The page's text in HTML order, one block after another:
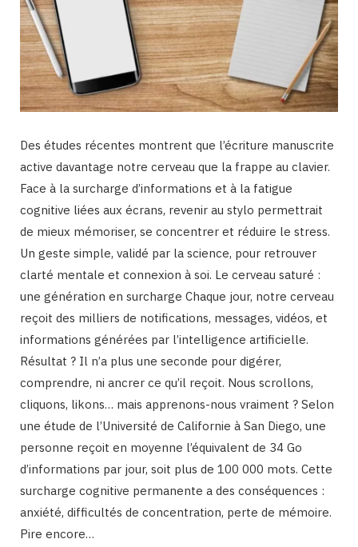
Des études récentes montrent que l’écriture manuscrite
active davantage notre cerveau que la frappe au clavier.
Face à la surcharge d’informations et à la fatigue
cognitive liées aux écrans, revenir au stylo permettrait
de mieux mémoriser, se concentrer et réduire le stress.
Un geste simple, validé par la science, pour retrouver
clarté mentale et connexion à soi. Le cerveau saturé :
une génération en surcharge Chaque jour, notre cerveau
reçoit des milliers de notifications, messages, vidéos, et
informations générées par l’intelligence artificielle.
Résultat ? Il n’a plus une seconde pour digérer,
comprendre, ni ancrer ce qu’il reçoit. Nous scrollons,
cliquons, likons… mais apprenons-nous vraiment ? Selon
une étude de l’Université de Californie à San Diego, une
personne reçoit en moyenne l’équivalent de 34 Go
d’informations par jour, soit plus de 100 000 mots. Cette
surcharge cognitive permanente a des conséquences :
anxiété, difficultés de concentration, perte de mémoire.
Pire encore…